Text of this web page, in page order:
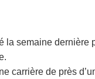
la semaine dernière
carrière de près